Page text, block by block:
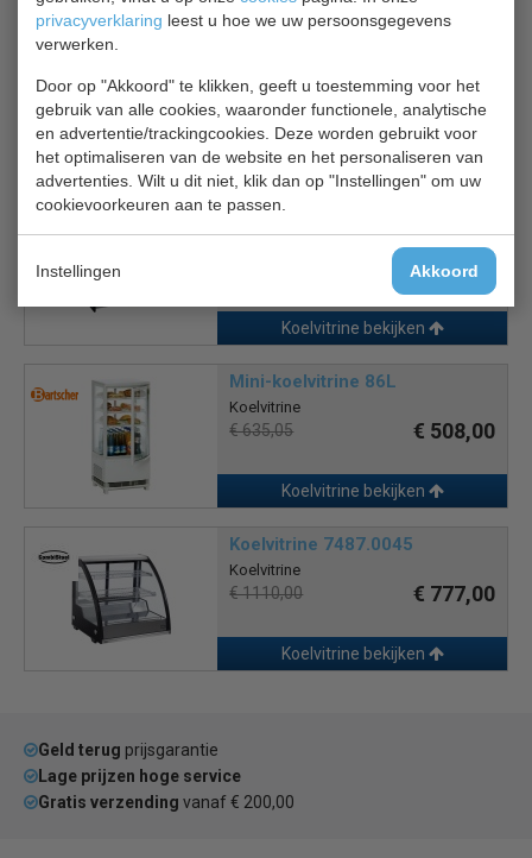
privacyverklaring leest u hoe we uw persoonsgegevens
verwerken.
Door op "Akkoord" te klikken, geeft u toestemming voor het
gebruik van alle cookies, waaronder functionele, analytische
en advertentie/trackingcookies. Deze worden gebruikt voor
het optimaliseren van de website en het personaliseren van
advertenties. Wilt u dit niet, klik dan op "Instellingen" om uw
cookievoorkeuren aan te passen.
Instellingen Akkoord
Koelvitrine
€ 816,00 € 653,00
Koelvitrine bekijken
CS 7487.0225
€ 571,00
Koelvitrine bekijken
Mini-koelvitrine 86L
Koelvitrine
€ 635,05 € 508,00
Koelvitrine bekijken
Koelvitrine 7487.0045
Koelvitrine
€ 1110,00 € 777,00
Koelvitrine bekijken
Geld terug prijsgarantie
Lage prijzen hoge service
Gratis verzending vanaf € 200,00